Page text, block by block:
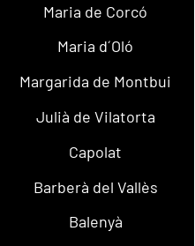
Maria de Corcó
Maria d´Oló
Margarida de Montbui
Julià de Vilatorta
Capolat
Barberà del Vallès
Balenyà